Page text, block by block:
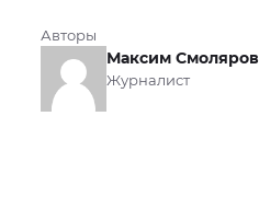
Авторы
Максим Смоляров
Журналист